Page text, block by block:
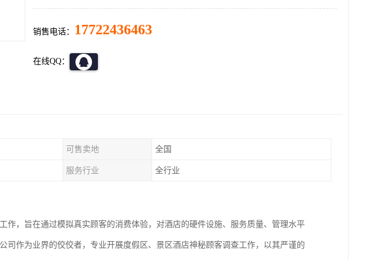
销售电话： 17722436463
在线QQ：
可售卖地 全国
服务行业 全行业
作，旨在通过模拟真实顾客的消费体验，对酒店的硬件设施、服务质量、管理水平
公司 作为业界的佼佼者，专业开展度假区、景区酒店神秘顾客调查工作，以其严谨的